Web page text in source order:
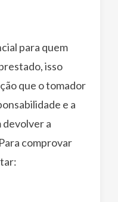
para quem
isso
que o tomador
e a
devolver a
comprovar